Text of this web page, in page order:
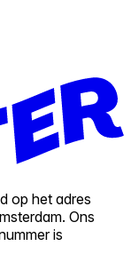
op het adres
Ons
is